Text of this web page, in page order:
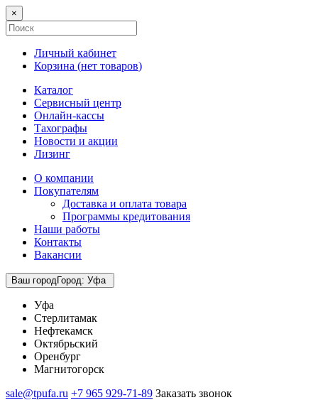
×
Личный кабинет
Корзина (нет товаров)
Каталог
Сервисный центр
Онлайн-кассы
Тахографы
Новости и акции
Лизинг
О компании
Покупателям
Доставка и оплата товара
Программы кредитования
Наши работы
Контакты
Вакансии
Ваш городГород: Уфа
Уфа
Стерлитамак
Нефтекамск
Октябрьский
Оренбург
Магнитогорск
sale@tpufa.ru +7 965 929-71-89 Заказать звонок